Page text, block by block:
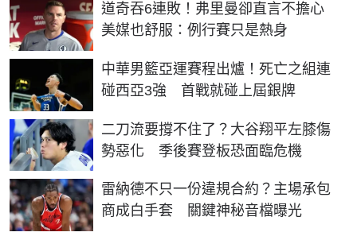
道奇吞6連敗！弗里曼卻直言不擔心
美媒也舒服：例行賽只是熱身
中華男籃亞運賽程出爐！死亡之組連
碰西亞3強 首戰就碰上屆銀牌
二刀流要撐不住了？大谷翔平左膝傷
勢惡化 季後賽登板恐面臨危機
雷納德不只一份違規合約？主場承包
商成白手套 關鍵神秘音檔曝光